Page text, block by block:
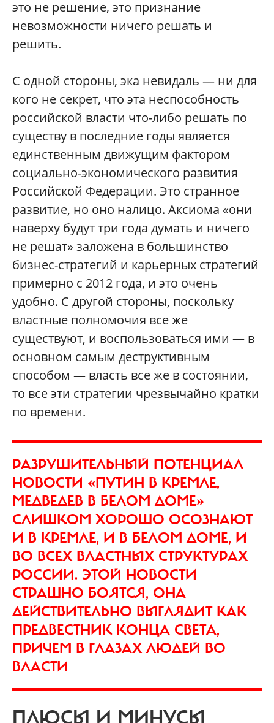
это не решение, это признание
невозможности ничего решать и
решить.
С одной стороны, эка невидаль — ни для
кого не секрет, что эта неспособность
российской власти что-либо решать по
существу в последние годы является
единственным движущим фактором
социально-экономического развития
Российской Федерации. Это странное
развитие, но оно налицо. Аксиома «они
наверху будут три года думать и ничего
не решат» заложена в большинство
бизнес-стратегий и карьерных стратегий
примерно с 2012 года, и это очень
удобно. С другой стороны, поскольку
властные полномочия все же
существуют, и воспользоваться ими — в
основном самым деструктивным
способом — власть все же в состоянии,
то все эти стратегии чрезвычайно кратки
по времени.
РАЗРУШИТЕЛЬНЫЙ ПОТЕНЦИАЛ
НОВОСТИ «ПУТИН В КРЕМЛЕ,
МЕДВЕДЕВ В БЕЛОМ ДОМЕ»
СЛИШКОМ ХОРОШО ОСОЗНАЮТ
И В КРЕМЛЕ, И В БЕЛОМ ДОМЕ, И
ВО ВСЕХ ВЛАСТНЫХ СТРУКТУРАХ
РОССИИ. ЭТОЙ НОВОСТИ
СТРАШНО БОЯТСЯ, ОНА
ДЕЙСТВИТЕЛЬНО ВЫГЛЯДИТ КАК
ПРЕДВЕСТНИК КОНЦА СВЕТА,
ПРИЧЕМ В ГЛАЗАХ ЛЮДЕЙ ВО
ВЛАСТИ
ПЛЮСЫ И МИНУСЫ